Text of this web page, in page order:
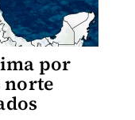
por
norte